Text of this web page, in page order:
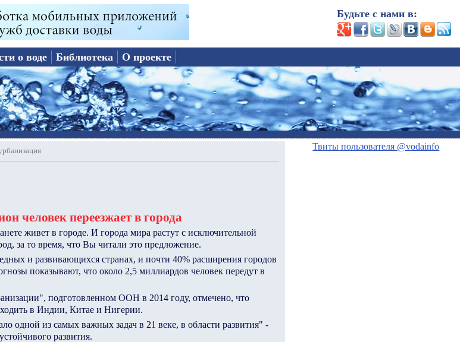
Будьте с нами в:
о воде Библиотека О проекте
человек переезжает в города
живет в городе. И города мира растут с исключительной
за то время, что Вы читали это предложение.
и развивающихся странах, и почти 40% расширения городов
показывают, что около 2,5 миллиардов человек передут в
подготовленном ООН в 2014 году, отмечено, что
в Индии, Китае и Нигерии.
одной из самых важных задач в 21 веке, в области развития" -
развития.
Твиты пользователя @vodainfo